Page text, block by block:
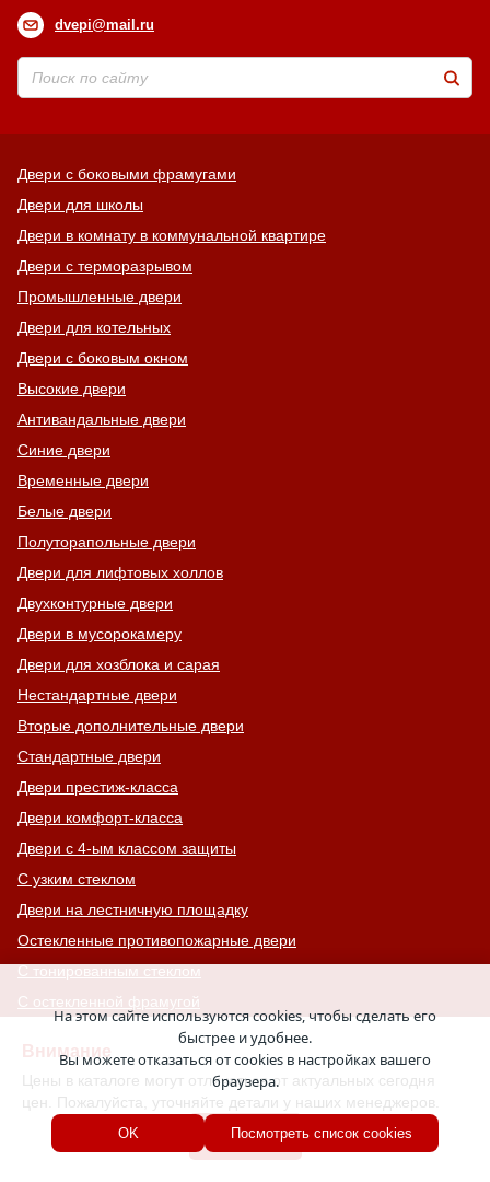
Внимание
Цены в каталоге могут отличаться от актуальных сегодня
цен. Пожалуйста, уточняйте детали у наших менеджеров.
Хорошо
dvepi@mail.ru
Двери с боковыми фрамугами
Двери для школы
Двери в комнату в коммунальной квартире
Двери с терморазрывом
Промышленные двери
Двери для котельных
Двери с боковым окном
Высокие двери
Антивандальные двери
Синие двери
Временные двери
Белые двери
Полуторапольные двери
Двери для лифтовых холлов
Двухконтурные двери
Двери в мусорокамеру
Двери для хозблока и сарая
Нестандартные двери
Вторые дополнительные двери
Стандартные двери
Двери престиж-класса
Двери комфорт-класса
Двери с 4-ым классом защиты
С узким стеклом
Двери на лестничную площадку
Остекленные противопожарные двери
С тонированным стеклом
С остекленной фрамугой
С большим стеклом
С широкими наличниками
Серые двери
С увеличенной и толстой коробкой
На этом сайте используются cookies, чтобы сделать его
быстрее и удобнее.
Вы можете отказаться от cookies в настройках вашего
браузера.
OK Посмотреть список cookies